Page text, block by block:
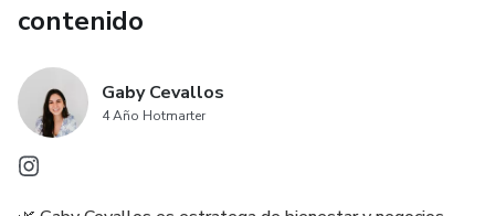
contenido
Gaby Cevallos
4 Año Hotmarter